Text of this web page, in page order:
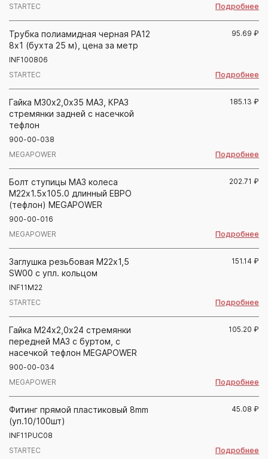
STARTEC
Подробнее
Трубка полиамидная черная PA12
8х1 (бухта 25 м), цена за метр
INF100806
STARTEC
95.69 ₽
Подробнее
Гайка М30х2,0х35 МАЗ, КРАЗ
стремянки задней с насечкой
тефлон
900-00-038
MEGAPOWER
185.13 ₽
Подробнее
Болт ступицы МАЗ колеса
М22х1.5х105.0 длинный ЕВРО
(тефлон) MEGAPOWER
900-00-016
MEGAPOWER
202.71 ₽
Подробнее
Заглушка резьбовая М22х1,5
SW00 с упл. кольцом
INF11M22
STARTEC
151.14 ₽
Подробнее
Гайка М24х2,0х24 стремянки
передней МАЗ с буртом, с
насечкой тефлон MEGAPOWER
900-00-034
MEGAPOWER
105.20 ₽
Подробнее
Фитинг прямой пластиковый 8mm
(уп.10/100шт)
INF11PUC08
STARTEC
45.08 ₽
Подробнее